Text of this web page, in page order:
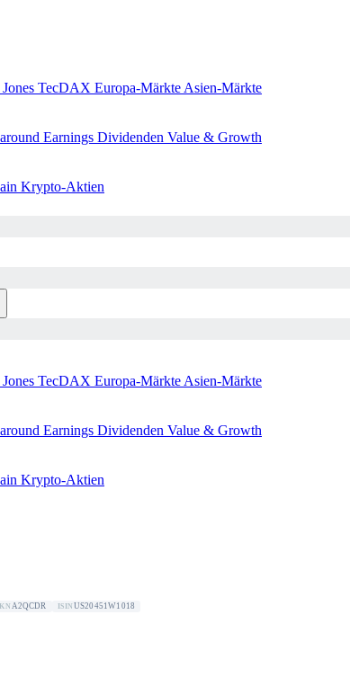
TecDAX Europa-Märkte Asien-Märkte
Earnings Dividenden Value & Growth
Krypto-Aktien
TecDAX Europa-Märkte Asien-Märkte
Earnings Dividenden Value & Growth
Krypto-Aktien
A2QCDR ISIN US20451W1018